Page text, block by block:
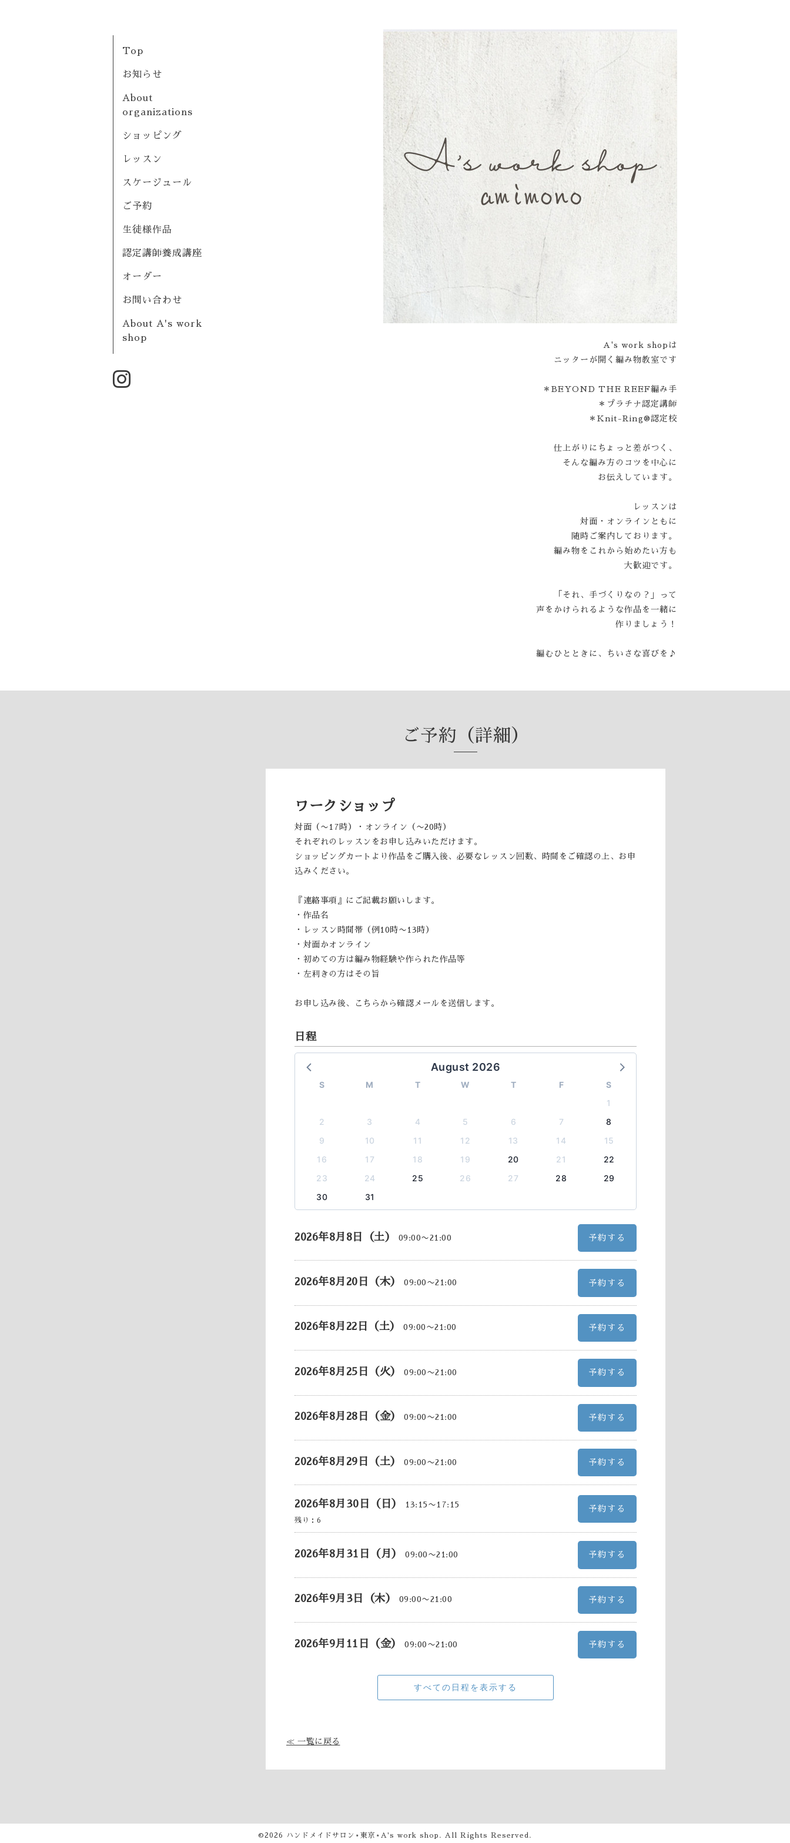
A's work shopは
ニッターが開く編み物教室です
＊BEYOND THE REEF編み手
＊プラチナ認定講師
＊Knit-Ring®認定校
仕上がりにちょっと差がつく、
そんな編み方のコツを中心に
お伝えしています。
レッスンは
対面・オンラインともに
随時ご案内しております。
編み物をこれから始めたい方も
大歓迎です。
「それ、手づくりなの？」って
声をかけられるような作品を一緒に
作りましょう！
編むひとときに、ちいさな喜びを♪
Top
お知らせ
About
organizations
ショッピング
レッスン
スケージュール
ご予約
生徒様作品
認定講師養成講座
オーダー
お問い合わせ
About A's work
shop
ご予約（詳細）
ワークショップ
対面（〜17時）・オンライン（〜20時）
それぞれのレッスンをお申し込みいただけます。
ショッピングカートより作品をご購入後、必要なレッスン回数、時間をご確認の上、お申
込みください。
『連絡事項』にご記載お願いします。
・作品名
・レッスン時間帯（例10時〜13時）
・対面かオンライン
・初めての方は編み物経験や作られた作品等
・左利きの方はその旨
お申し込み後、こちらから確認メールを送信します。
日程
August 2026
S M T W T F
S
1
2
3 4 5 6 7
8
9
10 11 12 13 14
15
16
17 18 19 20 21
22
23
24 25 26 27 28
29
30
31
2026年8月8日（土） 09:00〜21:00 予約する
2026年8月20日（木） 09:00〜21:00 予約する
2026年8月22日（土） 09:00〜21:00 予約する
2026年8月25日（火） 09:00〜21:00 予約する
2026年8月28日（金） 09:00〜21:00 予約する
2026年8月29日（土） 09:00〜21:00 予約する
2026年8月30日（日） 13:15〜17:15
残り： 6
予約する
2026年8月31日（月） 09:00〜21:00 予約する
2026年9月3日（木） 09:00〜21:00 予約する
2026年9月11日（金） 09:00〜21:00 予約する
すべての日程を表示する
≪ 一覧に戻る
©2026 ハンドメイドサロン⋆東京⋆A's work shop . All Rights Reserved.